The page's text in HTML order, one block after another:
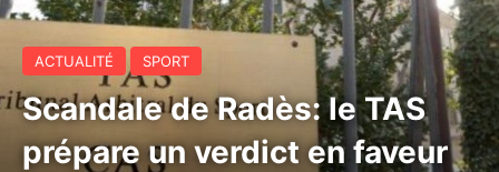
ACTUALITÉ SPORT
Scandale de Radès: le TAS
prépare un verdict en faveur